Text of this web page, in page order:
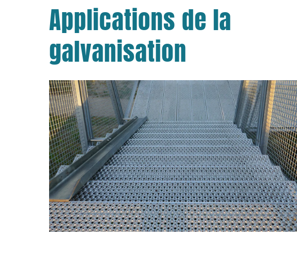
Applications de la
galvanisation